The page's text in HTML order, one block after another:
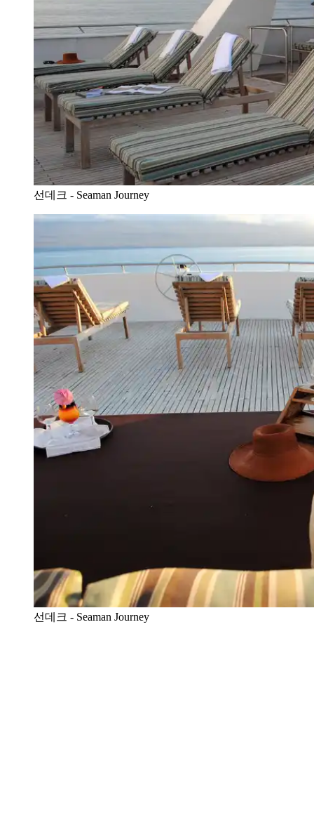
선데크 - Seaman Journey
선데크 - Seaman Journey